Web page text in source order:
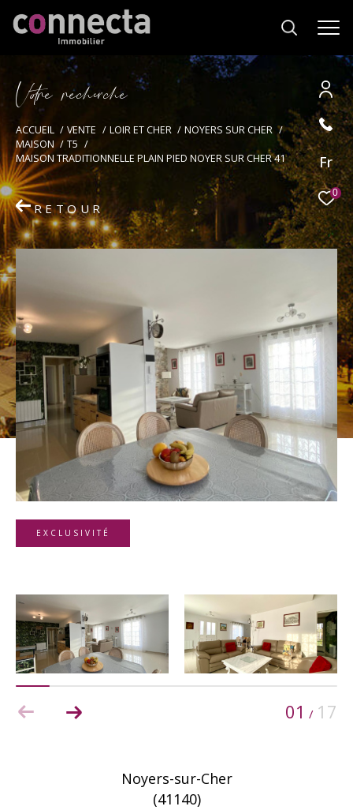
Fr
0
Vore recece
ACCUEIL VENTE LOIR ET CHER
NOYERS SUR CHER
MAISON
T5
MAISON TRADITIONNELLE PLAIN PIED NOYER SUR CHER 41
RETOUR
EXCLUSIVITÉ
01 / 17
Noyers-sur-Cher
(41140)
Effectuer une recherche
et trouver le bien qui correspond à vos
critères
Type
d'offre
Vente
Ville
Budget
Budget
Surface
Surface
Pièces
Pièces
Référence
AFFINER LES CRITÈRES
TERRASSE PARKING PISCINE